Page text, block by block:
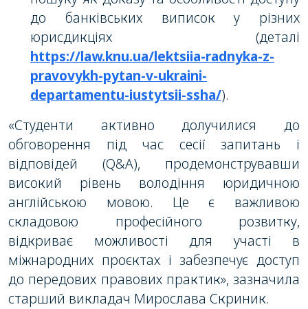
до банківських виписок у різних
юрисдикціях (деталі
https://law.knu.ua/lektsiia-radnyka-z-
pravovykh-pytan-v-ukraini-
departamentu-iustytsii-ssha/).
«Студенти активно долучилися до
обговорення під час сесії запитань і
відповідей (Q&A), продемонструвавши
високий рівень володіння юридичною
англійською мовою. Це є важливою
складовою професійного розвитку,
відкриває можливості для участі в
міжнародних проєктах і забезпечує доступ
до передових правових практик», зазначила
старший викладач Мирослава Скриник.